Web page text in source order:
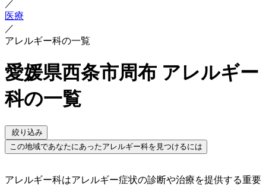
／
医療
／
アレルギー科の一覧
愛媛県西条市周布 アレルギー
科の一覧
絞り込み
この地域であなたにあったアレルギー科を見つけるには
アレルギー科はアレルギー症状の診断や治療を提供する重要